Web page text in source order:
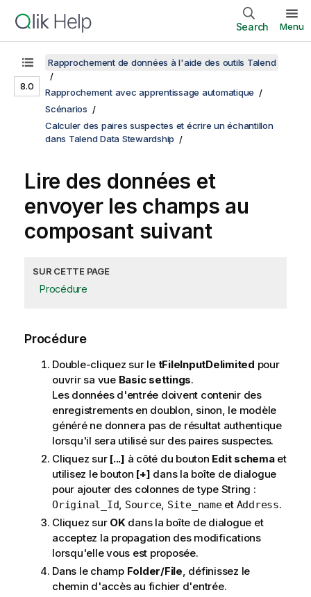
Search Menu
8.0
Rapprochement de données à l'aide des outils Talend
Rapprochement avec apprentissage automatique
Scénarios
Calculer des paires suspectes et écrire un échantillon
dans Talend Data Stewardship
Lire des données et
envoyer les champs au
composant suivant
SUR CETTE PAGE
Procédure
Procédure
Double-cliquez sur le tFileInputDelimited pour
ouvrir sa vue Basic settings.
Les données d'entrée doivent contenir des
enregistrements en doublon, sinon, le modèle
généré ne donnera pas de résultat authentique
lorsqu'il sera utilisé sur des paires suspectes.
Cliquez sur [...] à côté du bouton Edit schemaet
utilisez le bouton [+] dans la boîte de dialogue
pour ajouter des colonnes de type String :
Original_Id, Source, Site_nameet Address.
Cliquez sur OKdans la boîte de dialogue et
acceptez la propagation des modifications
lorsqu'elle vous est proposée.
Dans le champ Folder/File, définissez le
chemin d'accès au fichier d'entrée.